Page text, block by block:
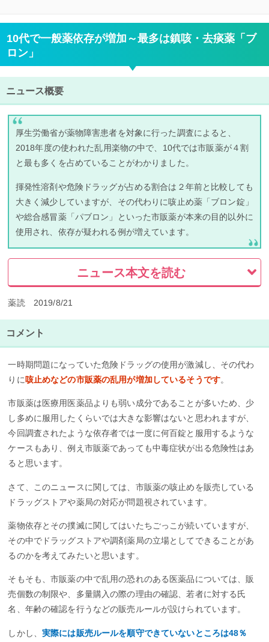
10代で一般薬依存が増加～最多は鎮咳・去痰薬「ブ
ロン」
ニュース概要
厚生労働省が薬物障害患者を対象に行った調査によると、
2018年度の使われた乱用楽物の中で、10代では市販薬が４割
と最も多くを占めていることがわかりました。
揮発性溶剤や危険ドラッグが占める割合は２年前と比較しても
大きく減少していますが、その代わりに咳止め薬「ブロン錠」
や総合感冒薬「パブロン」といった市販薬が本来の目的以外に
使用され、依存が疑われる例が増えています。
ニュース本文を読む
薬読 2019/8/21
コメント
一時期問題になっていた危険ドラッグの使用が激減し、その代わ
りに 咳止めなどの市販薬の乱用が増加しているそうです。
市販薬は医療用医薬品よりも弱い成分であることが多いため、少
し多めに服用したくらいでは大きな影響はないと思われますが、
今回調査されたような依存者では一度に何百錠と服用するような
ケースもあり、例え市販薬であっても中毒症状が出る危険性はあ
ると思います。
さて、このニュースに関しては、市販薬の咳止めを販売している
ドラッグストアや薬局の対応が問題視されています。
薬物依存とその撲滅に関してはいたちごっこが続いていますが、
その中でドラッグストアや調剤薬局の立場としてできることがあ
るのかを考えてみたいと思います。
そもそも、市販薬の中で乱用の恐れのある医薬品については、販
売個数の制限や、多量購入の際の理由の確認、若者に対する氏
名、年齢の確認を行うなどの販売ルールが設けられています。
しかし、実際には販売ルールを順守できていないところは48％